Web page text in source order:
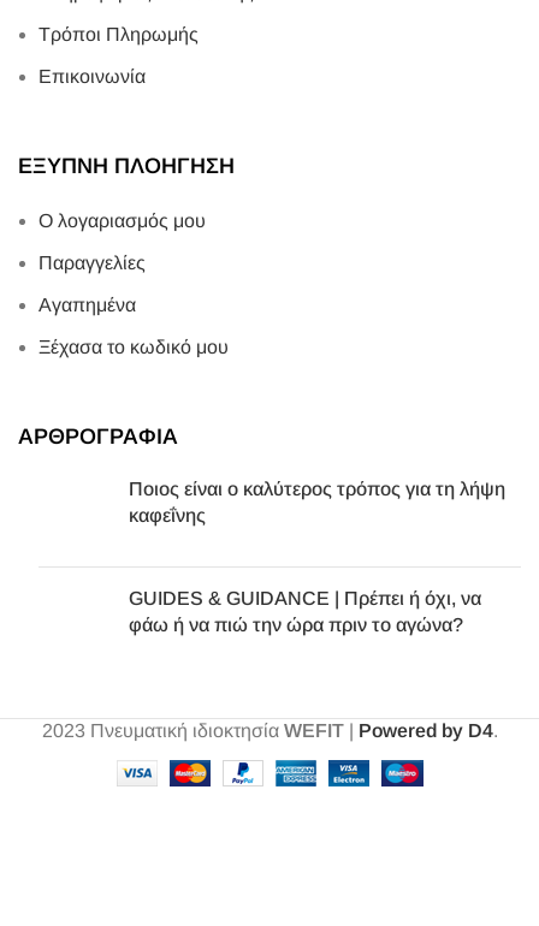
Τρόποι Πληρωμής
Επικοινωνία
ΕΞΥΠΝΗ ΠΛΟΗΓΗΣΗ
Ο λογαριασμός μου
Παραγγελίες
Αγαπημένα
Ξέχασα το κωδικό μου
ΑΡΘΡΟΓΡΑΦΙΑ
Ποιος είναι ο καλύτερος τρόπος για τη λήψη
καφεΐνης
GUIDES & GUIDANCE | Πρέπει ή όχι, να
φάω ή να πιώ την ώρα πριν το αγώνα?
2023 Πνευματική ιδιοκτησία WEFIT| Powered by D4.